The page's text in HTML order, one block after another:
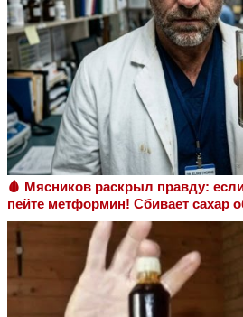
🩸 Мясников раскрыл правду:
пейте метформин! Сбивает сахар